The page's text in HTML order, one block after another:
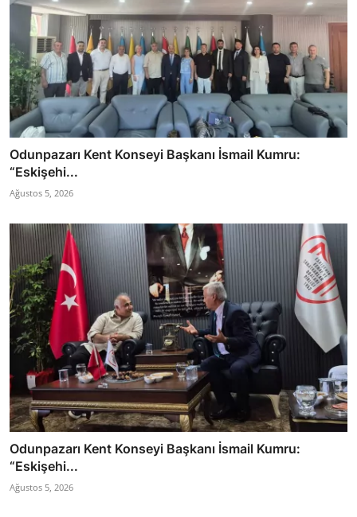
Odunpazarı Kent Konseyi Başkanı İsmail Kumru:
“Eskişehi...
Ağustos 5, 2026
Odunpazarı Kent Konseyi Başkanı İsmail Kumru:
“Eskişehi...
Ağustos 5, 2026